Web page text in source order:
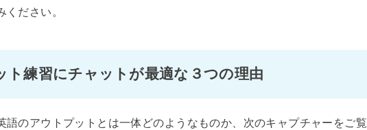
ださい。
ト練習にチャットが最適な３つの理由
語のアウトプットとは一体どのようなものか、次のキャプチャーをご覧